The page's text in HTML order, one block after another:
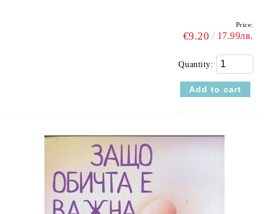
Price:
€9.20 17.99лв.
Quantity: